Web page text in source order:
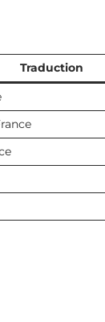
Traduction